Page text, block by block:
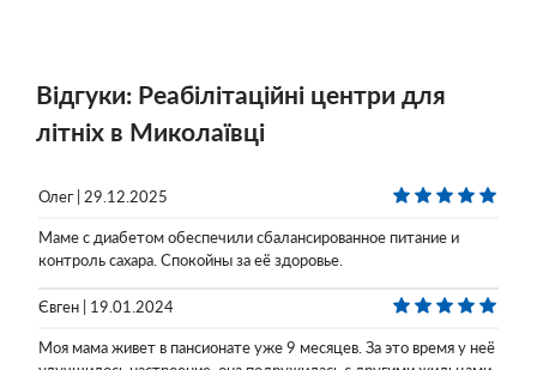
Відгуки: Реабілітаційні центри для
літніх в Миколаївці
Олег | 29.12.2025
Маме с диабетом обеспечили сбалансированное питание и
контроль сахара. Спокойны за её здоровье.
Євген | 19.01.2024
Моя мама живет в пансионате уже 9 месяцев. За это время у неё